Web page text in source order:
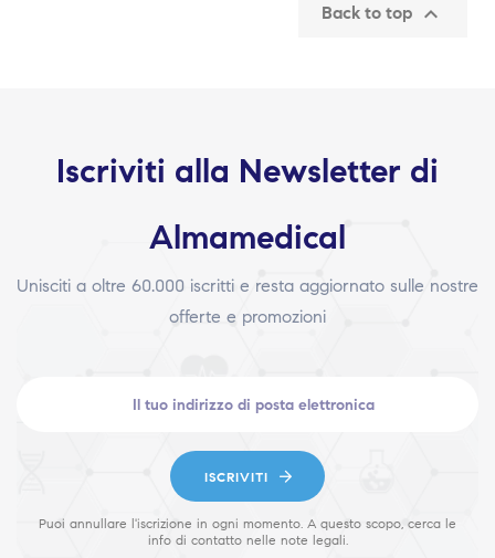
Back to top 
Iscriviti alla Newsletter di
Almamedical
Unisciti a oltre 60.000 iscritti e resta aggiornato sulle nostre
offerte e promozioni
ISCRIVITI
Puoi annullare l'iscrizione in ogni momento. A questo scopo, cerca le
info di contatto nelle note legali.